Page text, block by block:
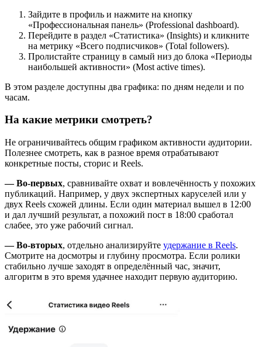
Зайдите в профиль и нажмите на кнопку
«Профессиональная панель» (Professional dashboard).
Перейдите в раздел «Статистика» (Insights) и кликните
на метрику «Всего подписчиков» (Total followers).
Пролистайте страницу в самый низ до блока «Периоды
наибольшей активности» (Most active times).
В этом разделе доступны два графика: по дням недели и по
часам.
На какие метрики смотреть?
Не ограничивайтесь общим графиком активности аудитории.
Полезнее смотреть, как в разное время отрабатывают
конкретные посты, сторис и Reels.
— Во-первых, сравнивайте охват и вовлечённость у похожих
публикаций. Например, у двух экспертных каруселей или у
двух Reels схожей длины. Если один материал вышел в 12:00
и дал лучший результат, а похожий пост в 18:00 сработал
слабее, это уже рабочий сигнал.
— Во-вторых, отдельно анализируйте удержание в Reels.
Смотрите на досмотры и глубину просмотра. Если ролики
стабильно лучше заходят в определённый час, значит,
алгоритм в это время удачнее находит первую аудиторию.